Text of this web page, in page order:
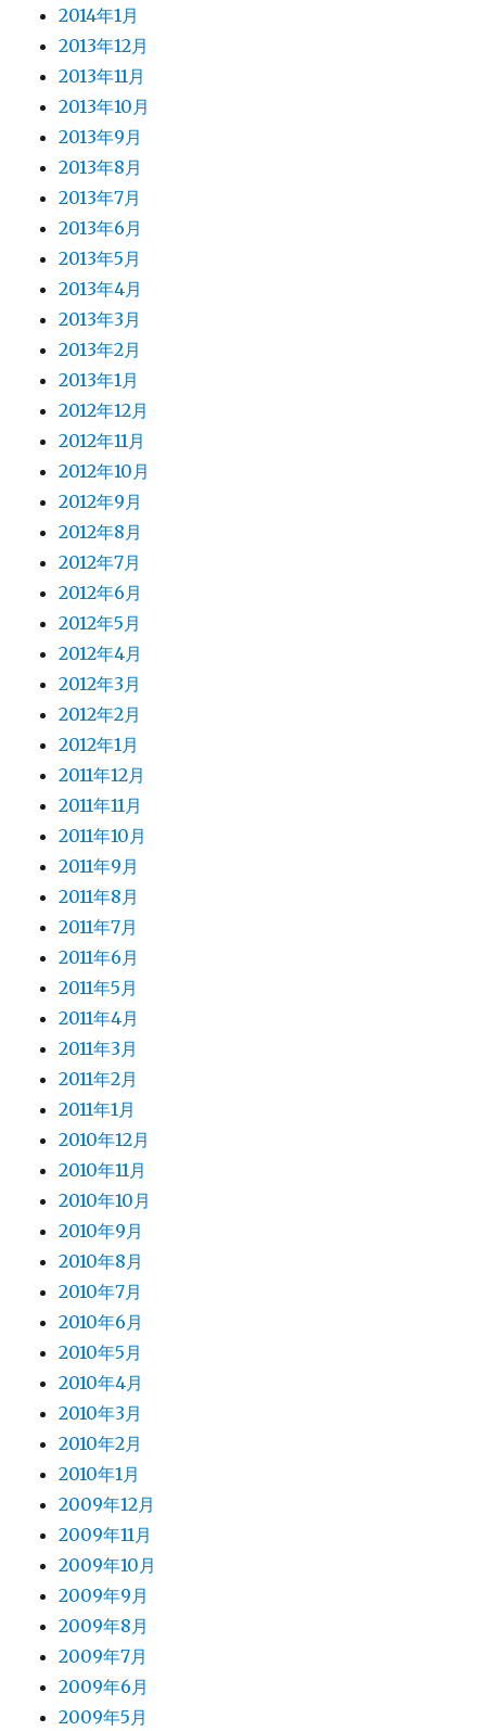
2014年1月
2013年12月
2013年11月
2013年10月
2013年9月
2013年8月
2013年7月
2013年6月
2013年5月
2013年4月
2013年3月
2013年2月
2013年1月
2012年12月
2012年11月
2012年10月
2012年9月
2012年8月
2012年7月
2012年6月
2012年5月
2012年4月
2012年3月
2012年2月
2012年1月
2011年12月
2011年11月
2011年10月
2011年9月
2011年8月
2011年7月
2011年6月
2011年5月
2011年4月
2011年3月
2011年2月
2011年1月
2010年12月
2010年11月
2010年10月
2010年9月
2010年8月
2010年7月
2010年6月
2010年5月
2010年4月
2010年3月
2010年2月
2010年1月
2009年12月
2009年11月
2009年10月
2009年9月
2009年8月
2009年7月
2009年6月
2009年5月